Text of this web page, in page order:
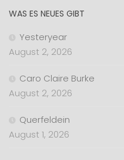
WAS ES NEUES GIBT
Yesteryear
August 2, 2026
Caro Claire Burke
August 2, 2026
Querfeldein
August 1, 2026